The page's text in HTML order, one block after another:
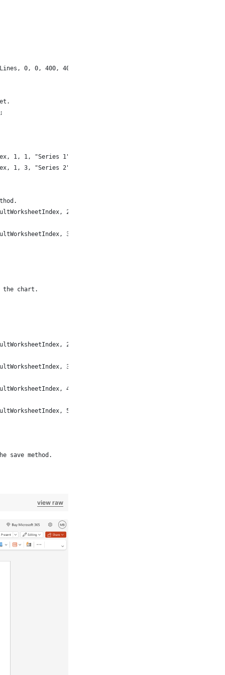
0, 0, 400, 400);
1, 1, "Series 1"), chart.getType());
1, 3, "Series 2"), chart.getType());
2, 1, 1),
3, 1, 2),
the chart.
2, 3, 5),
3, 3, 3),
4, 3, 2),
5, 3, 5),
save method.
view raw